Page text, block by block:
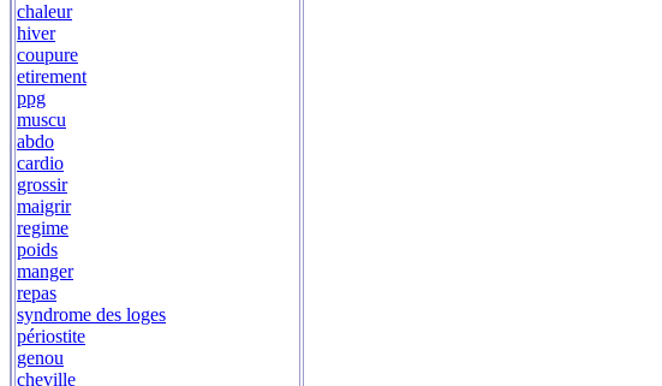
chaleur
hiver
coupure
etirement
ppg
muscu
abdo
cardio
grossir
maigrir
regime
poids
manger
repas
syndrome des loges
périostite
genou
cheville